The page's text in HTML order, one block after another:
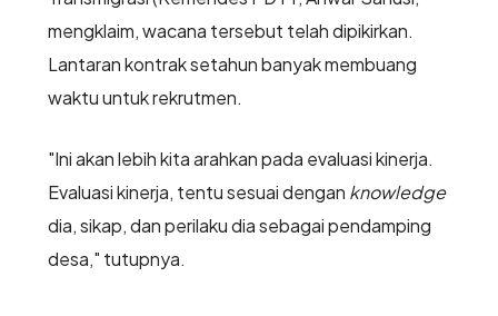
mengklaim, wacana tersebut telah dipikirkan.
Lantaran kontrak setahun banyak membuang
waktu untuk rekrutmen.
"Ini akan lebih kita arahkan pada evaluasi kinerja.
Evaluasi kinerja, tentu sesuai dengan knowledge
dia, sikap, dan perilaku dia sebagai pendamping
desa," tutupnya.